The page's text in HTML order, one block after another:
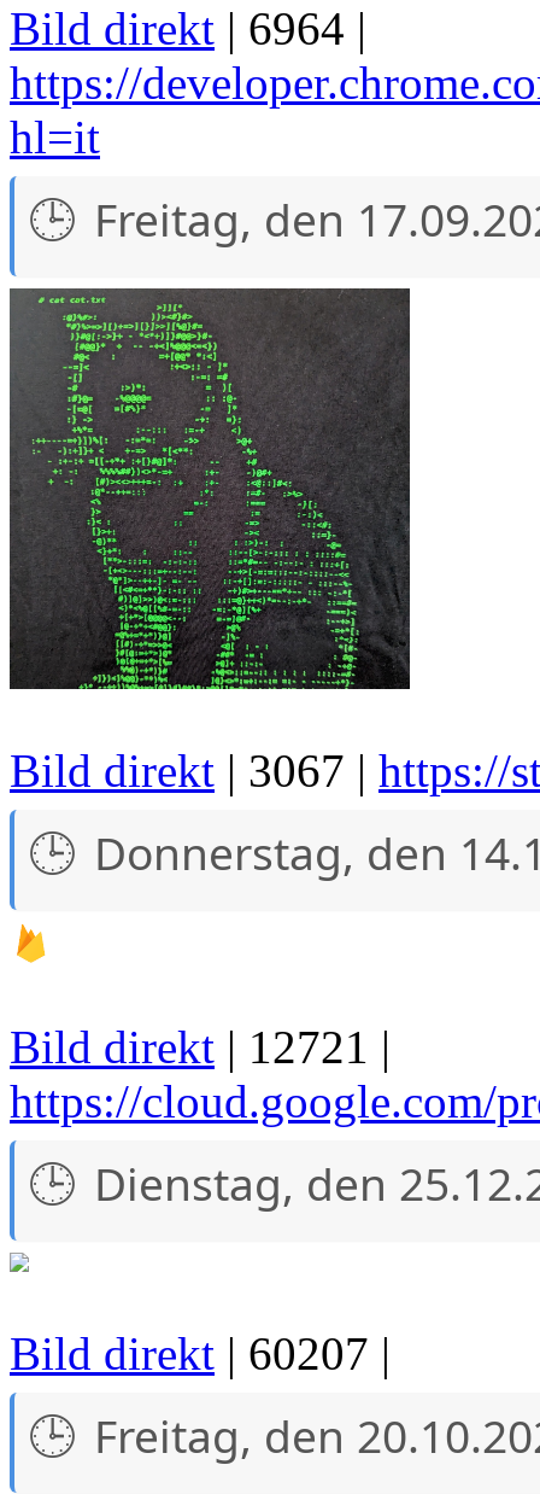
Bild direkt | 6964 |
https://
hl=it
Freitag, den
Bild direkt | 3067 | https://
Donnerstag, den
Bild direkt | 12721 |
https://cloud.google.com/
Dienstag, den
Bild direkt | 60207 |
Freitag, den